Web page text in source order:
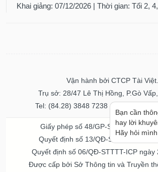
Khai giảng: 07/12/2026 | Thời gian: Tối 2,
Vận hành bởi CTCP Tài Việt.
Trụ sở: 28/47 Lê Thị Hồng, P.Gò
Tel: (84.28) 3848 7238 - Fax: (84.28)
Giấy phép số 48/GP-STTTT ngày
Quyết định số 13/QĐ-STTTT ngày
Quyết định số 06/QĐ-STTTT-ICP ngày
Được cấp bởi Sở Thông tin và Truyền
Bạn cần
hay lời
Hãy hỏi